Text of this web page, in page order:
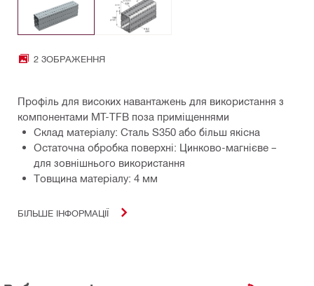
2 ЗОБРАЖЕННЯ
Профіль для високих навантажень для використання з
компонентами MT-TFB поза приміщеннями
Склад матеріалу: Сталь S350 або більш якісна
Остаточна обробка поверхні: Цинково-магнієве –
для зовнішнього використання
Товщина матеріалу: 4 мм
БІЛЬШЕ ІНФОРМАЦІЇ